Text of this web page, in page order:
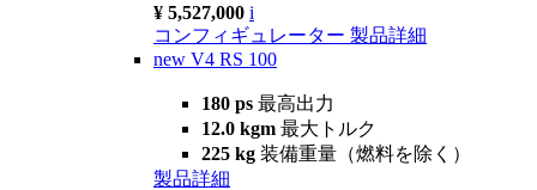
¥ 5,527,000 i
コンフィギュレーター 製品詳細
new V4 RS 100
180 ps 最高出力
12.0 kgm 最大トルク
225 kg 装備重量（燃料を除く）
製品詳細